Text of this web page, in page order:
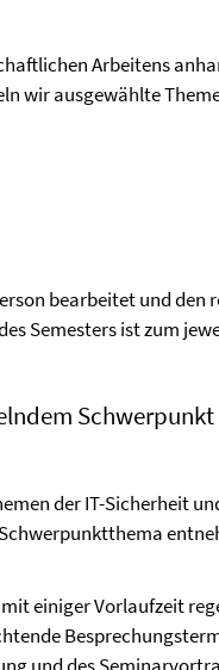
Arbeitens
wir ausgewählte
bearbeitet und den
Semesters ist zum
Schwerpunkt
der IT-Sicherheit
einiger Vorlaufzeit